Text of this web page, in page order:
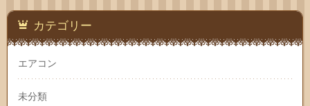
カテゴリー
エアコン
未分類